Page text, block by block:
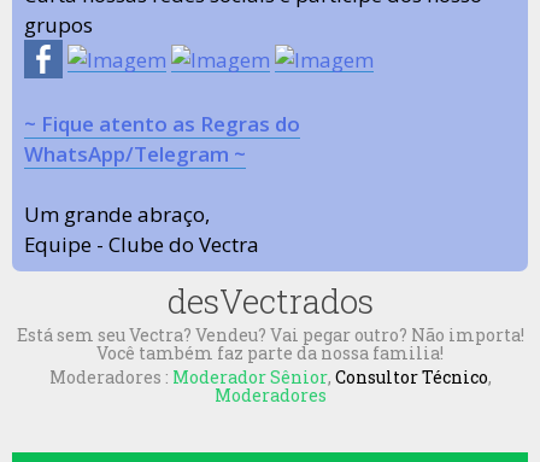
grupos
~ Fique atento as Regras do
WhatsApp/Telegram ~
Um grande abraço,
Equipe - Clube do Vectra
desVectrados
Está sem seu Vectra? Vendeu? Vai pegar outro? Não importa!
Você também faz parte da nossa familia!
Moderadores : Moderador Sênior, Consultor Técnico,
Moderadores